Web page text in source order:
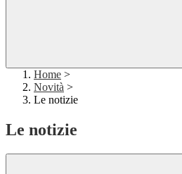
Home >
Novità >
Le notizie
Le notizie